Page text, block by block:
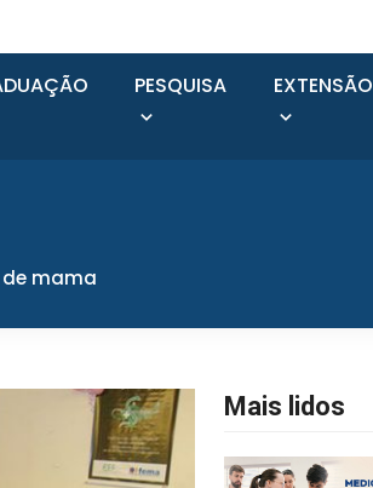
PESQUISA EXTENSÃO
mama
Mais lidos